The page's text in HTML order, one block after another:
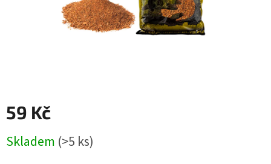
59 Kč
cena:
Skladem (>5 ks)